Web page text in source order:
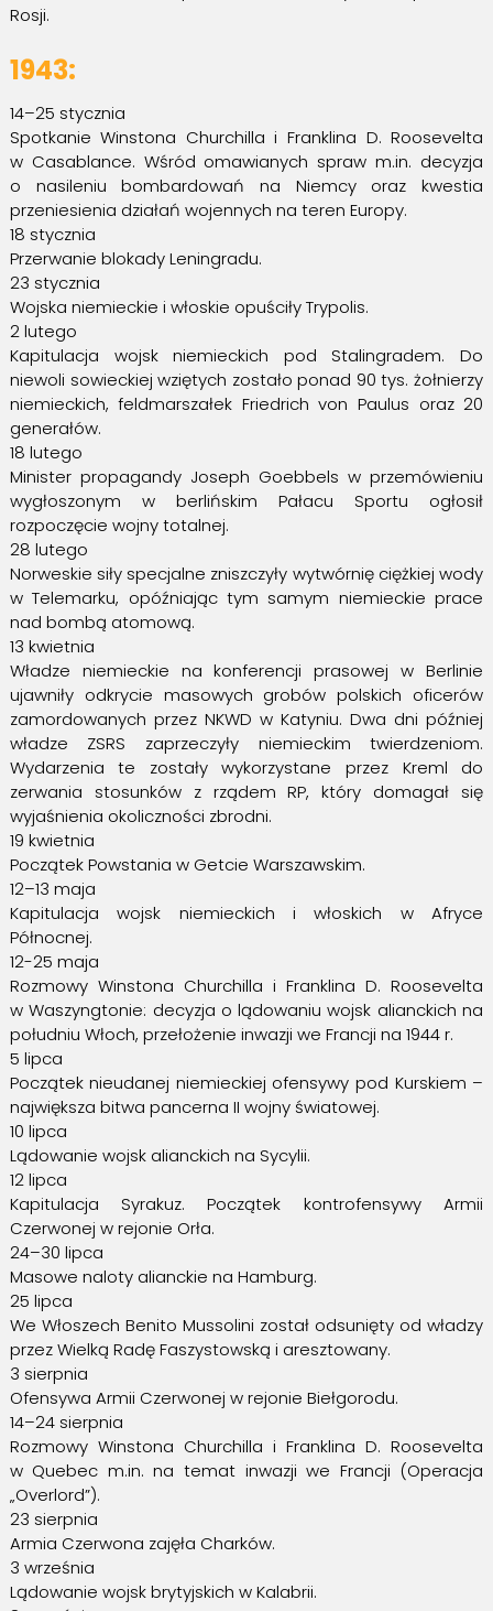
Rosji.
1943:
14–25 stycznia
Spotkanie Winstona Churchilla i Franklina D. Roosevelta
w Casablance. Wśród omawianych spraw m.in. decyzja
o nasileniu bombardowań na Niemcy oraz kwestia
przeniesienia działań wojennych na teren Europy.
18 stycznia
Przerwanie blokady Leningradu.
23 stycznia
Wojska niemieckie i włoskie opuściły Trypolis.
2 lutego
Kapitulacja wojsk niemieckich pod Stalingradem. Do
niewoli sowieckiej wziętych zostało ponad 90 tys. żołnierzy
niemieckich, feldmarszałek Friedrich von Paulus oraz 20
generałów.
18 lutego
Minister propagandy Joseph Goebbels w przemówieniu
wygłoszonym w berlińskim Pałacu Sportu ogłosił
rozpoczęcie wojny totalnej.
28 lutego
Norweskie siły specjalne zniszczyły wytwórnię ciężkiej wody
w Telemarku, opóźniając tym samym niemieckie prace
nad bombą atomową.
13 kwietnia
Władze niemieckie na konferencji prasowej w Berlinie
ujawniły odkrycie masowych grobów polskich oficerów
zamordowanych przez NKWD w Katyniu. Dwa dni później
władze ZSRS zaprzeczyły niemieckim twierdzeniom.
Wydarzenia te zostały wykorzystane przez Kreml do
zerwania stosunków z rządem RP, który domagał się
wyjaśnienia okoliczności zbrodni.
19 kwietnia
Początek Powstania w Getcie Warszawskim.
12–13 maja
Kapitulacja wojsk niemieckich i włoskich w Afryce
Północnej.
12-25 maja
Rozmowy Winstona Churchilla i Franklina D. Roosevelta
w Waszyngtonie: decyzja o lądowaniu wojsk alianckich na
południu Włoch, przełożenie inwazji we Francji na 1944 r.
5 lipca
Początek nieudanej niemieckiej ofensywy pod Kurskiem –
największa bitwa pancerna II wojny światowej.
10 lipca
Lądowanie wojsk alianckich na Sycylii.
12 lipca
Kapitulacja Syrakuz. Początek kontrofensywy Armii
Czerwonej w rejonie Orła.
24–30 lipca
Masowe naloty alianckie na Hamburg.
25 lipca
We Włoszech Benito Mussolini został odsunięty od władzy
przez Wielką Radę Faszystowską i aresztowany.
3 sierpnia
Ofensywa Armii Czerwonej w rejonie Biełgorodu.
14–24 sierpnia
Rozmowy Winstona Churchilla i Franklina D. Roosevelta
w Quebec m.in. na temat inwazji we Francji (Operacja
„Overlord”).
23 sierpnia
Armia Czerwona zajęła Charków.
3 września
Lądowanie wojsk brytyjskich w Kalabrii.